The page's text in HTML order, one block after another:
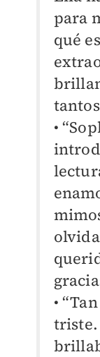
para
qué
•
•
triste.